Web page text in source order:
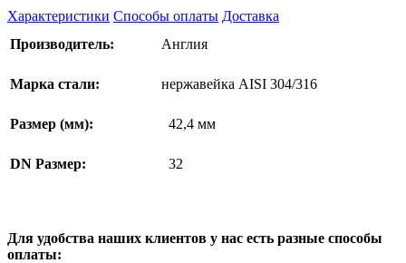
Характеристики Способы оплаты Доставка
Производитель:
Англия
Марка стали: нержавейка AISI 304/316
Размер (мм): 42,4 мм
DN Размер: 32
Для удобства наших клиентов у нас есть разные способы
оплаты: